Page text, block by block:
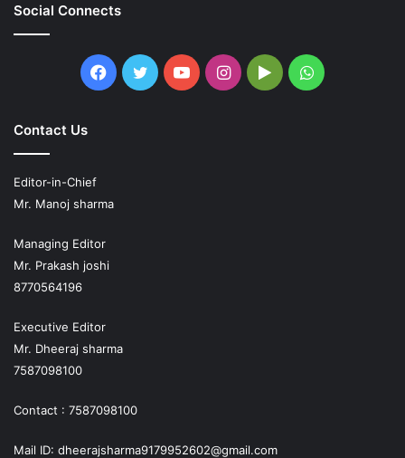
Social Connects
Facebook
TwitterYouTubeInstagram
GoogleWhatsApp
Contact Us
Editor-in-Chief
Mr. Manoj sharma
Managing Editor
Mr. Prakash joshi
8770564196
Executive Editor
Mr. Dheeraj sharma
7587098100
Contact : 7587098100
Mail ID: dheerajsharma9179952602@gmail.com